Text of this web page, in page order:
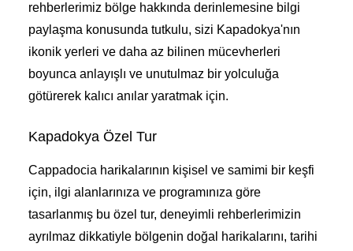
rehberlerimiz bölge hakkında derinlemesine bilgi
paylaşma konusunda tutkulu, sizi Kapadokya'nın
ikonik yerleri ve daha az bilinen mücevherleri
boyunca anlayışlı ve unutulmaz bir yolculuğa
götürerek kalıcı anılar yaratmak için.
Kapadokya Özel Tur
Cappadocia harikalarının kişisel ve samimi bir keşfi
için, ilgi alanlarınıza ve programınıza göre
tasarlanmış bu özel tur, deneyimli rehberlerimizin
ayrılmaz dikkatiyle bölgenin doğal harikalarını, tarihi